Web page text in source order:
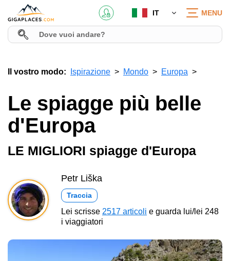
IT MENU
Il vostro modo: Ispirazione Mondo Europa
Le spiagge più belle
d'Europa
LE MIGLIORI spiagge d'Europa
Petr Liška
Traccia
Lei scrisse 2517 articoli e guarda lui/lei 248
i viaggiatori